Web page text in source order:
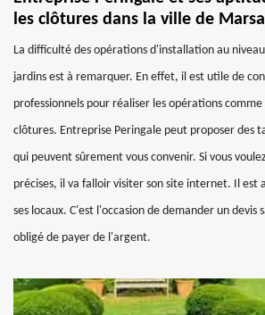
les clôtures dans la ville de
La difficulté des opérations d'installation au
jardins est à remarquer. En effet, il est utile de
professionnels pour réaliser les opérations comme
clôtures. Entreprise Peringale peut proposer des
qui peuvent sûrement vous convenir. Si vous
précises, il va falloir visiter son site internet. Il est
ses locaux. C'est l'occasion de demander un devis
obligé de payer de l'argent.